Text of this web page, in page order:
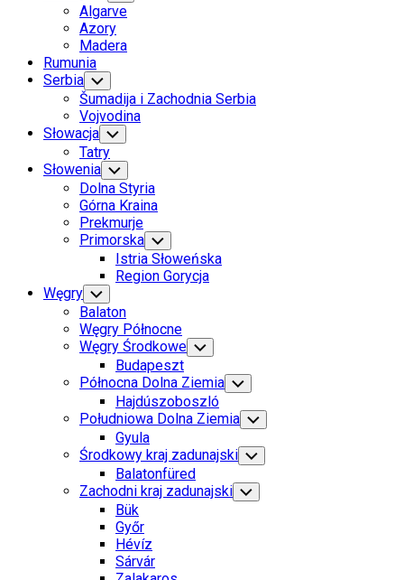
Child
Menu
Algarve
Azory
Madera
Rumunia
Serbia Toggle
Child
Menu
Šumadija i Zachodnia Serbia
Vojvodina
Słowacja Toggle
Child
Menu
Tatry
Słowenia Toggle
Child
Menu
Dolna Styria
Górna Kraina
Prekmurje
Primorska Toggle
Child
Menu
Istria Słoweńska
Region Gorycja
Węgry Toggle
Child
Menu
Balaton
Węgry Północne
Węgry Środkowe Toggle
Child
Menu
Budapeszt
Północna Dolna Ziemia Toggle
Child
Menu
Hajdúszoboszló
Południowa Dolna Ziemia Toggle
Child
Menu
Gyula
Środkowy kraj zadunajski Toggle
Child
Menu
Balatonfüred
Zachodni kraj zadunajski Toggle
Child
Bük
Győr
Hévíz
Sárvár